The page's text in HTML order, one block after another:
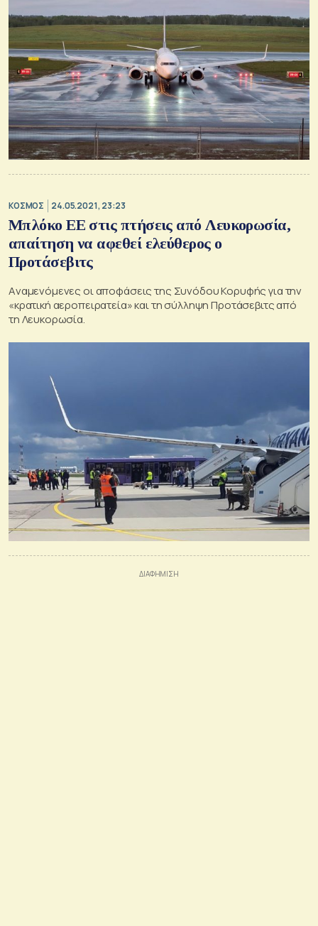
ΚΟΣΜΟΣ 24.05.2021, 23:23
Μπλόκο ΕΕ στις πτήσεις από Λευκορωσία,
απαίτηση να αφεθεί ελεύθερος ο
Προτάσεβιτς
Aναμενόμενες οι αποφάσεις της Συνόδου Κορυφής για την
«κρατική αεροπειρατεία» και τη σύλληψη Προτάσεβιτς από
τη Λευκορωσία.